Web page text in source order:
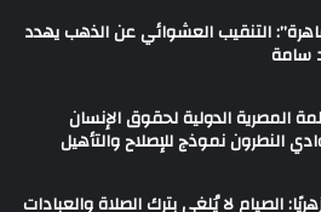
التنقيب العشوائي عن الذهب يهدد
سامة
المنظمة المصرية الدولية لحقوق الإنسان
الصيام لا يُلغى بترك الصلاة والعبادات